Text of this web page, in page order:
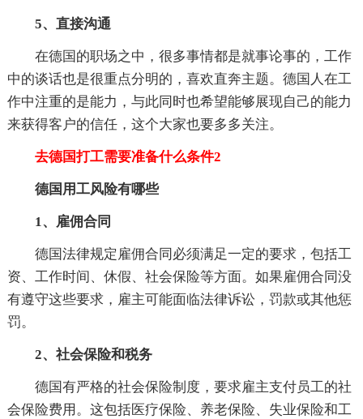
5、直接沟通
在德国的职场之中，很多事情都是就事论事的，工作
中的谈话也是很重点分明的，喜欢直奔主题。德国人在工
作中注重的是能力，与此同时也希望能够展现自己的能力
来获得客户的信任，这个大家也要多多关注。
去德国打工需要准备什么条件2
德国用工风险有哪些
1、雇佣合同
德国法律规定雇佣合同必须满足一定的要求，包括工
资、工作时间、休假、社会保险等方面。如果雇佣合同没
有遵守这些要求，雇主可能面临法律诉讼，罚款或其他惩
罚。
2、社会保险和税务
德国有严格的社会保险制度，要求雇主支付员工的社
会保险费用。这包括医疗保险、养老保险、失业保险和工